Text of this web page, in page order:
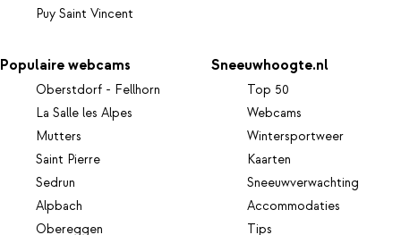
Puy Saint Vincent
Populaire webcams
Oberstdorf - Fellhorn
La Salle les Alpes
Mutters
Saint Pierre
Sedrun
Alpbach
Obereggen
Sneeuwhoogte.nl
Top 50
Webcams
Wintersportweer
Kaarten
Sneeuwverwachting
Accommodaties
Tips